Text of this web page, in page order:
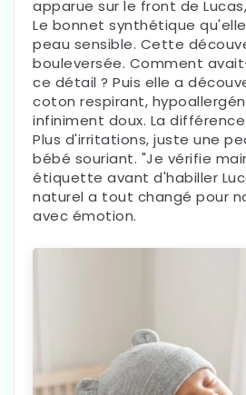
apparue sur le front de
Le bonnet synthétique
peau sensible. Cette
bouleversée. Comment
ce détail ? Puis elle a
coton respirant,
infiniment doux. La
Plus d'irritations, juste une
bébé souriant. "Je vérifie
étiquette avant d'habiller
naturel a tout changé pour
avec émotion.